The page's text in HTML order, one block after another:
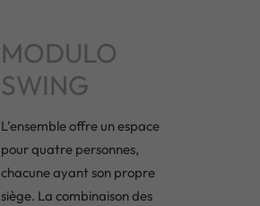
MODULO
SWING
L’ensemble offre un espace
pour quatre personnes,
chacune ayant son propre
siège. La combinaison des